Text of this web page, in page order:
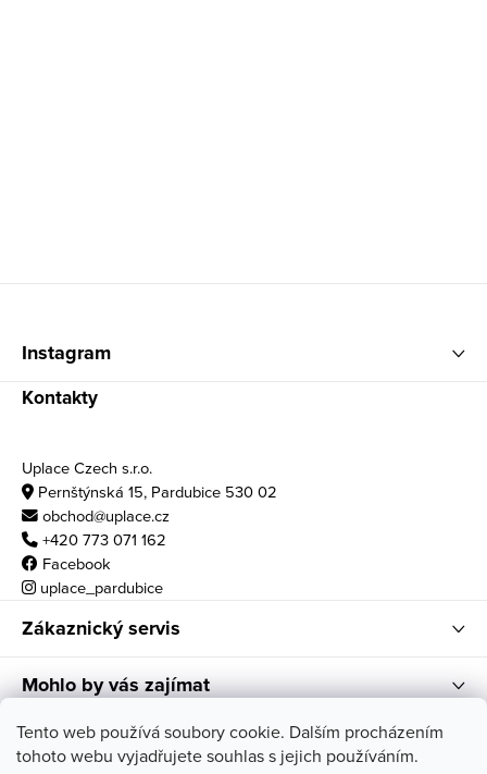
Tento web používá soubory cookie. Dalším procházením
tohoto webu vyjadřujete souhlas s jejich používáním.
Instagram
Kontakty
Uplace Czech s.r.o.
Pernštýnská 15, Pardubice 530 02
obchod@uplace.cz
+420 773 071 162
Facebook
uplace_pardubice
Zákaznický servis
Mohlo by vás zajímat
Otvírací doba